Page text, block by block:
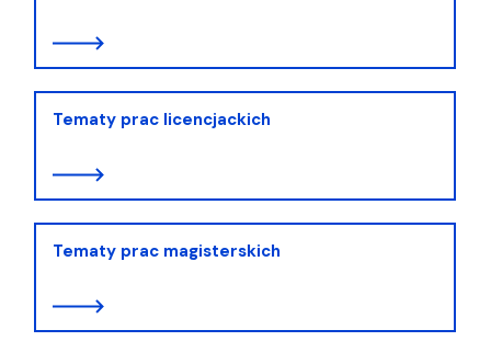
Tematy prac licencjackich
Tematy prac magisterskich